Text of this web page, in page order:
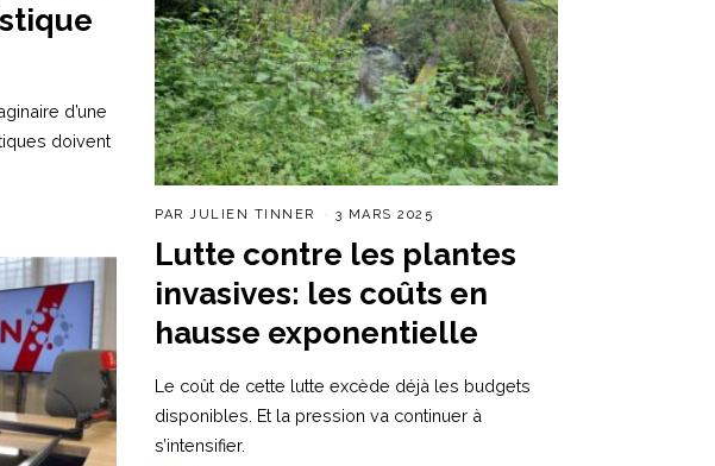
d’une
doivent
PARJULIEN TINNER 3 MARS 2025
Lutte contre les plantes
invasives: les coûts en
hausse exponentielle
Le coût de cette lutte excède déjà les budgets
disponibles. Et la pression va continuer à
s’intensifier.